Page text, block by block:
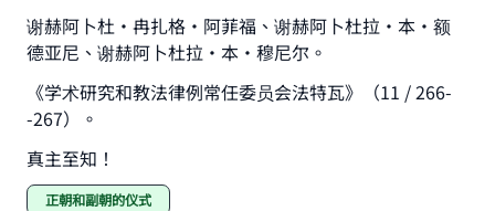
谢赫阿卜杜•冉扎格•阿菲福、谢赫阿卜杜拉•本·额
德亚尼、谢赫阿卜杜拉•本·穆尼尔。
《学术研究和教法律例常任委员会法特瓦》（11 / 266-
-267）。
真主至知！
正朝和副朝的仪式